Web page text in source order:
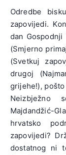
Odredbe
zapovijedi.
dan
(Smjerno
(Svetkuj
drugoj
grijehe!),
Neizbježno
Majdandžić-
hrvatsko
zapovijedi?
dostatnog ni